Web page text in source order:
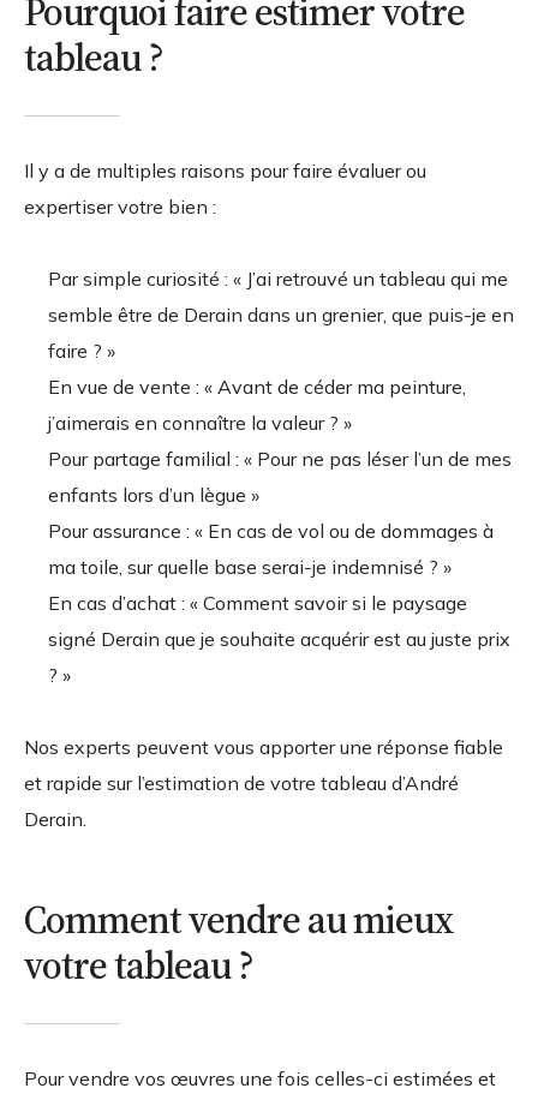
Pourquoi faire estimer votre
tableau ?
Il y a de multiples raisons pour faire évaluer ou
expertiser votre bien :
Par simple curiosité : « J’ai retrouvé un tableau qui me
semble être de Derain dans un grenier, que puis-je en
faire ? »
En vue de vente : « Avant de céder ma peinture,
j’aimerais en connaître la valeur ? »
Pour partage familial : « Pour ne pas léser l’un de mes
enfants lors d’un lègue »
Pour assurance : « En cas de vol ou de dommages à
ma toile, sur quelle base serai-je indemnisé ? »
En cas d’achat : « Comment savoir si le paysage
signé Derain que je souhaite acquérir est au juste prix
? »
Nos experts peuvent vous apporter une réponse fiable
et rapide sur l’estimation de votre tableau d’André
Derain.
Comment vendre au mieux
votre tableau ?
Pour vendre vos œuvres une fois celles-ci estimées et